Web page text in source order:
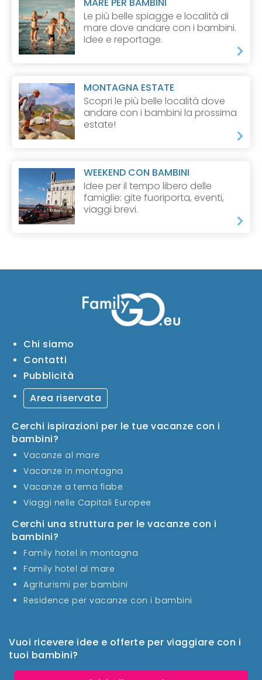
MARE PER BAMBINI
Le più belle spiagge e località di
mare dove andare con i bambini.
Idee e reportage.
MONTAGNA ESTATE
Scopri le più belle località dove
andare con i bambini la prossima
estate!
WEEKEND CON BAMBINI
Idee per il tempo libero delle
famiglie: gite fuoriporta, eventi,
viaggi brevi.
Vuoi ricevere idee e offerte per viaggiare con i
tuoi bambini?
Chi siamo
Contatti
Pubblicità
Area riservata
Cerchi ispirazioni per le tue vacanze con i
bambini?
Vacanze al mare
Vacanze in montagna
Vacanze a tema fiabe
Viaggi nelle Capitali Europee
Cerchi una struttura per le vacanze con i
bambini?
Family hotel in montagna
Family hotel al mare
Agriturismi per bambini
Residence per vacanze con i bambini